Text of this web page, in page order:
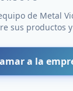
de Metal
sus productos
a la